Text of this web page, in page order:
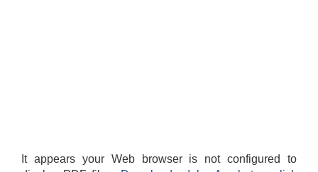
It appears your Web browser is not configured to